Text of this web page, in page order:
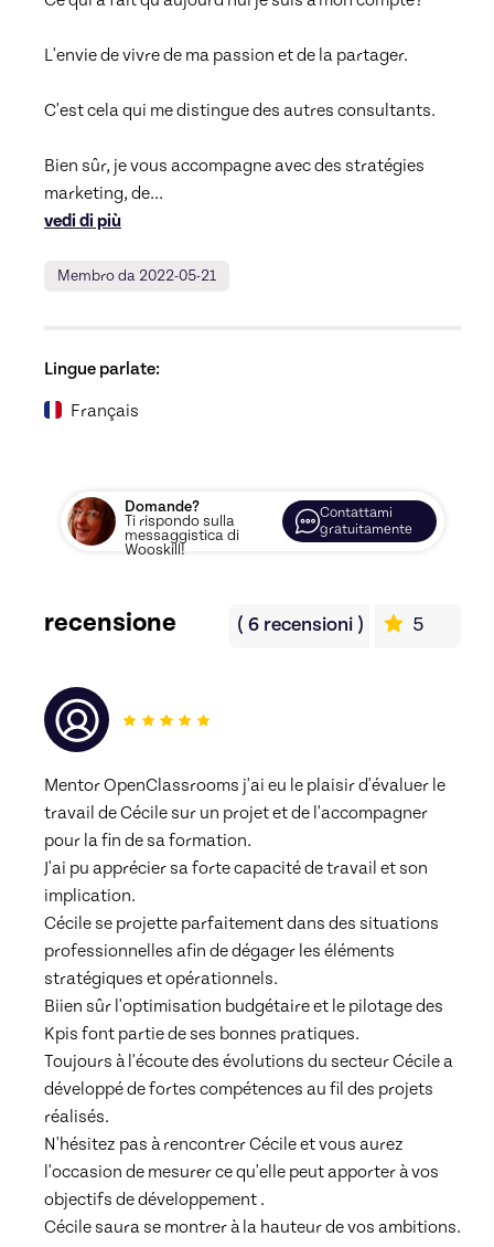
L'envie de vivre de ma passion et de la partager.
C'est cela qui me distingue des autres consultants.
Bien sûr, je vous accompagne avec des stratégies
marketing, de...
vedi di più
Membro da 2022-05-21
Lingue parlate:
Français
Domande?
Ti rispondo sulla
messaggistica di
Wooskill!
Contattami
gratuitamente
recensione ( 6 recensioni ) 5
Mentor OpenClassrooms j'ai eu le plaisir d'évaluer le
travail de Cécile sur un projet et de l'accompagner
pour la fin de sa formation.
J'ai pu apprécier sa forte capacité de travail et son
implication.
Cécile se projette parfaitement dans des situations
professionnelles afin de dégager les éléments
stratégiques et opérationnels.
Biien sûr l'optimisation budgétaire et le pilotage des
Kpis font partie de ses bonnes pratiques.
Toujours à l'écoute des évolutions du secteur Cécile a
développé de fortes compétences au fil des projets
réalisés.
N'hésitez pas à rencontrer Cécile et vous aurez
l'occasion de mesurer ce qu'elle peut apporter à vos
objectifs de développement .